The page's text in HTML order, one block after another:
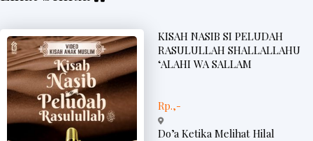
KISAH NASIB SI PELUDAH
RASULULLAH SHALLALLAHU
‘ALAHI WA SALLAM
Rp.,-
Do’a Ketika Melihat Hilal